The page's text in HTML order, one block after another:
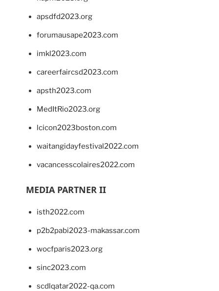
apsdfd2023.org
forumausape2023.com
imkl2023.com
careerfaircsd2023.com
apsth2023.com
MedItRio2023.org
lcicon2023boston.com
waitangidayfestival2022.com
vacancesscolaires2022.com
MEDIA PARTNER II
isth2022.com
p2b2pabi2023-makassar.com
wocfparis2023.org
sinc2023.com
scdlqatar2022-qa.com